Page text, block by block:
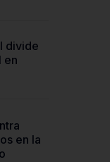
divide
en
en la